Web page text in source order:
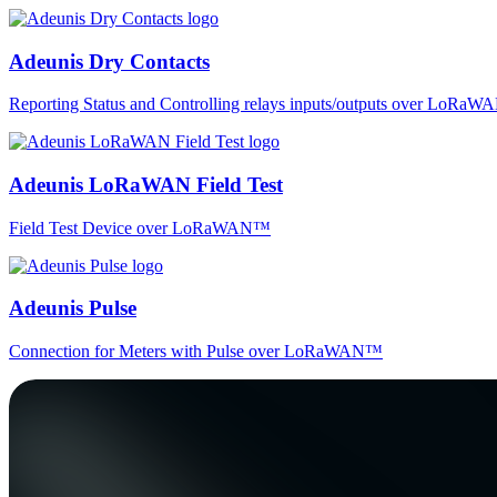
Adeunis Dry Contacts
Reporting Status and Controlling relays inputs/outputs over
Adeunis LoRaWAN Field Test
Field Test Device over LoRaWAN™
Adeunis Pulse
Connection for Meters with Pulse over LoRaWAN™